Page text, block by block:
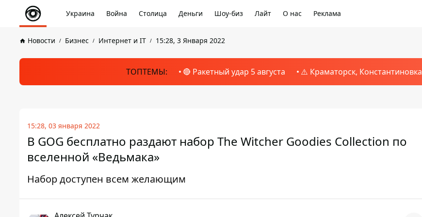
Украина Война Столица Деньги Шоу-биз Лайт О нас Реклама
Новости Бизнес Интернет и IT 15:28, 3 Января 2022
ТОПТЕМЫ: 🔴 Ракетный удар 5 августа ⚠️ Краматорск, Константиновка
15:28, 03 января 2022
В GOG бесплатно раздают набор The Witcher Goodies Collection по
вселенной «Ведьмака»
Набор доступен всем желающим